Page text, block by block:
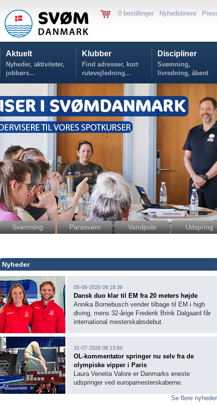
0 bestillinger Nyhedsbreve
Aktuelt
Nyheder, aktiviteter,
jobbørs...
Klubber
Find adresser, kort
rutevejledning...
Discipliner
Svømning,
livredning, åbent
vand...
Svømning Parasvøm Vandpolo Udspring
Nyheder
05-08-2026 09:18:36
Dansk duo klar til EM fra 20 meters højde
Annika Bornebusch vender tilbage til EM i high
diving, mens 32-årige Frederik Brink Dalgaard får
international mesterskabsdebut.
31-07-2026 08:13:50
OL-kommentator springer nu selv fra de
olympiske vipper i Paris
Laura Venetia Valore er Danmarks eneste
udspringer ved europamesterskaberne.
Se flere